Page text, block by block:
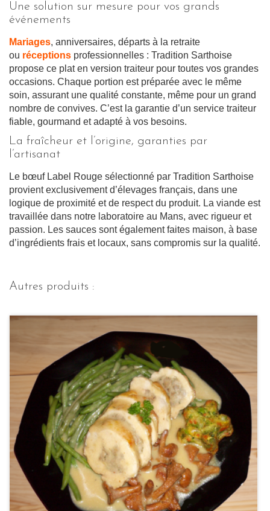
Une solution sur mesure pour vos grands
événements
Mariages, anniversaires, départs à la retraite
ou réceptions professionnelles : Tradition Sarthoise
propose ce plat en version traiteur pour toutes vos grandes
occasions. Chaque portion est préparée avec le même
soin, assurant une qualité constante, même pour un grand
nombre de convives. C’est la garantie d’un service traiteur
fiable, gourmand et adapté à vos besoins.
La fraîcheur et l’origine, garanties par
l’artisanat
Le bœuf Label Rouge sélectionné par Tradition Sarthoise
provient exclusivement d’élevages français, dans une
logique de proximité et de respect du produit. La viande est
travaillée dans notre laboratoire au Mans, avec rigueur et
passion. Les sauces sont également faites maison, à base
d’ingrédients frais et locaux, sans compromis sur la qualité.
Autres produits :